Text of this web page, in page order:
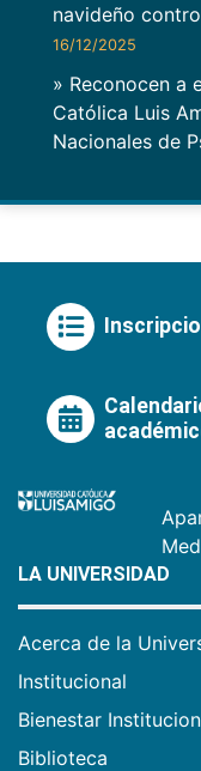
navideño
16/12/2025
» Reconocen a
Católica Luis
Nacionales de
LA UNIVERSIDAD
Acerca de la
Institucional
Bienestar
Biblioteca